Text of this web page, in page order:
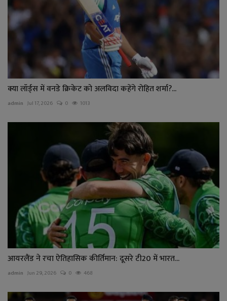
क्या लॉर्ड्स में वनडे क्रिकेट को अलविदा कहेंगे रोहित शर्मा?...
admin Jul 17, 2026 0 1013
आयरलैंड ने रचा ऐतिहासिक कीर्तिमान: दूसरे टी20 में भारत...
admin Jun 29, 2026 0 468